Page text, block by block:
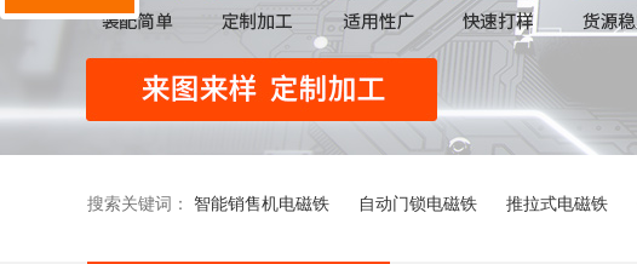
搜索关键词： 智能销售机电磁铁 自动门锁电磁铁 推拉式电磁铁